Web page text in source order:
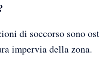
di soccorso sono
impervia della zona.